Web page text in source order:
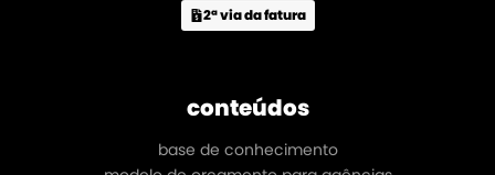
2ª via da fatura
conteúdos
base de conhecimento